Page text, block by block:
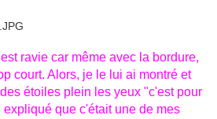
ravie car même avec la bordure,
court. Alors, je le lui ai montré et
étoiles plein les yeux "c'est pour
que c'était une de mes